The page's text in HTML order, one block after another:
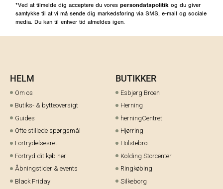
*Ved at tilmelde dig acceptere du vores persondatapolitik og du giver
samtykke til at vi må sende dig markedsføring via SMS, e-mail og sociale
media. Du kan til enhver tid afmeldes igen.
HELM
Om os
Butiks- & bytteoversigt
Guides
Ofte stillede spørgsmål
Fortrydelsesret
Fortryd dit køb her
Åbningstider & events
Black Friday
BUTIKKER
Esbjerg Broen
Herning
herningCentret
Hjørring
Holstebro
Kolding Storcenter
Ringkøbing
Silkeborg